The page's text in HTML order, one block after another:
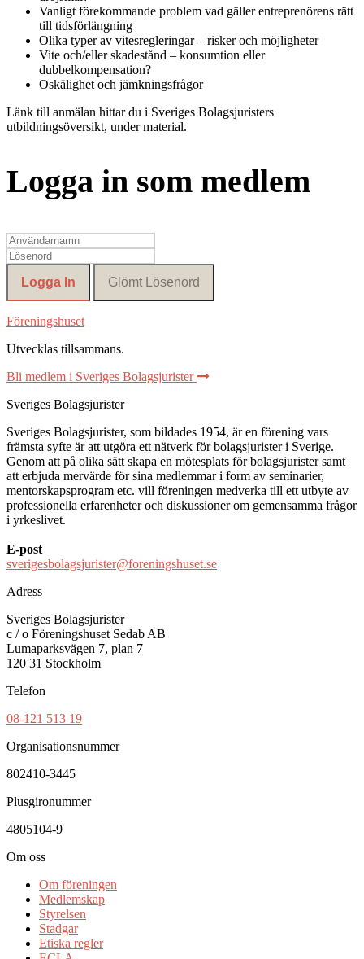
Vanligt förekommande problem vad gäller entreprenörens rätt
till tidsförlängning
Olika typer av vitesregleringar – risker och möjligheter
Vite och/eller skadestånd – konsumtion eller
dubbelkompensation?
Oskälighet och jämkningsfrågor
Länk till anmälan hittar du i Sveriges Bolagsjuristers
utbildningsöversikt, under material.
Logga in som medlem
Föreningshuset
Utvecklas tillsammans.
Bli medlem i Sveriges Bolagsjurister
Sveriges Bolagsjurister
Sveriges Bolagsjurister, som bildades 1954, är en förening vars
främsta syfte är att utgöra ett nätverk för bolagsjurister i Sverige.
Genom att på olika sätt skapa en mötesplats för bolagsjurister samt
att erbjuda mervärde för sina medlemmar i form av seminarier,
mentorskapsprogram etc. vill föreningen medverka till ett utbyte av
professionella erfarenheter och diskussioner om gemensamma frågor
i yrkeslivet.
E-post
sverigesbolagsjurister@foreningshuset.se
Adress
Sveriges Bolagsjurister
c / o Föreningshuset Sedab AB
Lumaparksvägen 7, plan 7
120 31 Stockholm
Telefon
08-121 513 19
Organisationsnummer
802410-3445
Plusgironummer
4805104-9
Om oss
Om föreningen
Medlemskap
Styrelsen
Stadgar
Etiska regler